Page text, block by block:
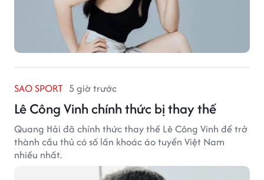
SAO SPORT 5 giờ trước
Lê Công Vinh chính thức bị thay thế
Quang Hải đã chính thức thay thế Lê Công Vinh để trở
thành cầu thủ có số lần khoác áo tuyển Việt Nam
nhiều nhất.